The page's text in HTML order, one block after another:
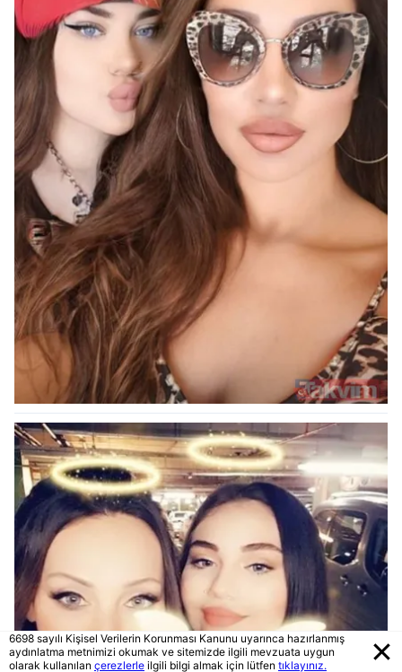
6698 sayılı Kişisel Verilerin Korunması Kanunu uyarınca hazırlanmış
aydınlatma metnimizi okumak ve sitemizde ilgili mevzuata uygun
olarak kullanılan çerezlerle ilgili bilgi almak için lütfen tıklayınız.